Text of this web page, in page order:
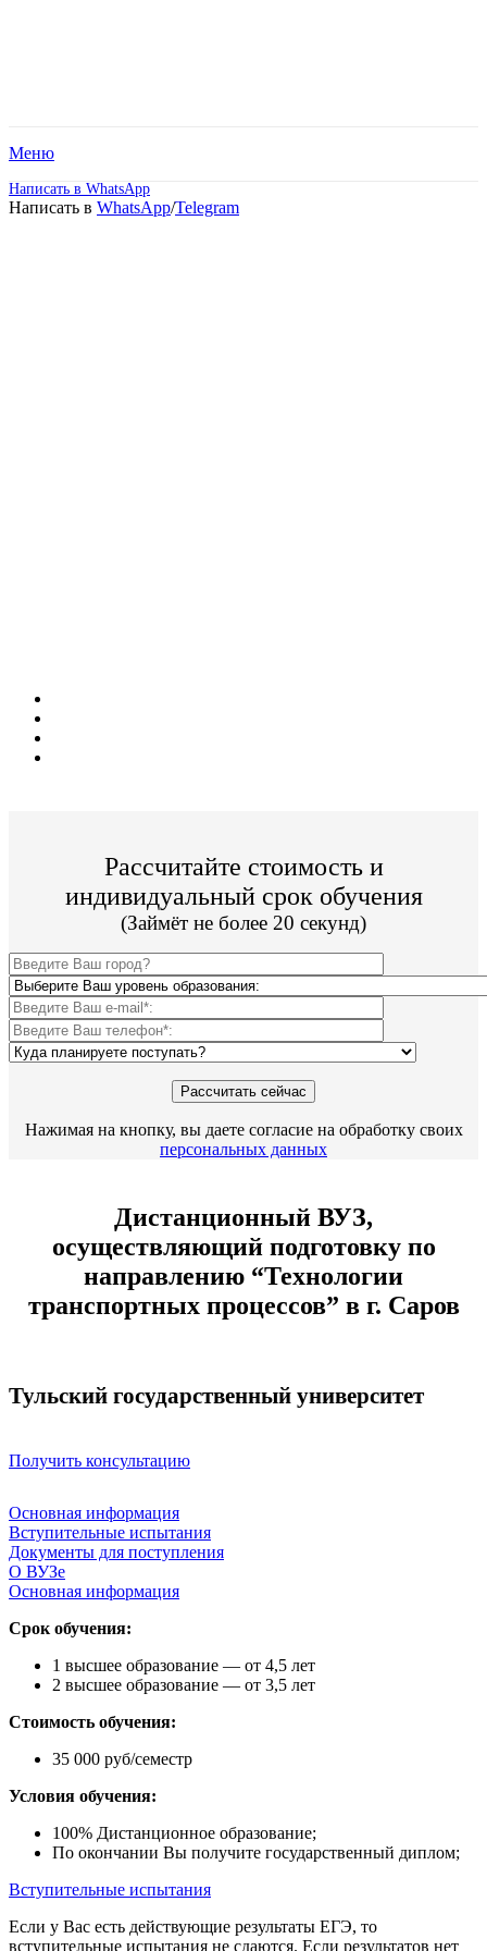
Меню
Написать в WhatsApp
Написать в WhatsApp/Telegram
Рассчитайте стоимость и
индивидуальный срок обучения
(Займёт не более 20 секунд)
Нажимая на кнопку, вы даете согласие на обработку своих
персональных данных
Дистанционный ВУЗ,
осуществляющий подготовку по
направлению “Технологии
транспортных процессов” в г. Саров
Тульский государственный университет
Получить консультацию
Основная информация
Вступительные испытания
Документы для поступления
О ВУЗе
Основная информация
Срок обучения:
1 высшее образование — от 4,5 лет
2 высшее образование — от 3,5 лет
Стоимость обучения:
35 000 руб/семестр
Условия обучения:
100% Дистанционное образование;
По окончании Вы получите государственный диплом;
Вступительные испытания
Если у Вас есть действующие результаты ЕГЭ, то
вступительные испытания не сдаются. Если результатов нет